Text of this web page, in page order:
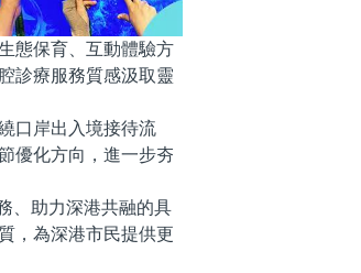
態保育、互動體驗方
診療服務質感汲取靈
口岸出入境接待流
優化方向，進一步夯
、助力深港共融的具
，為深港市民提供更